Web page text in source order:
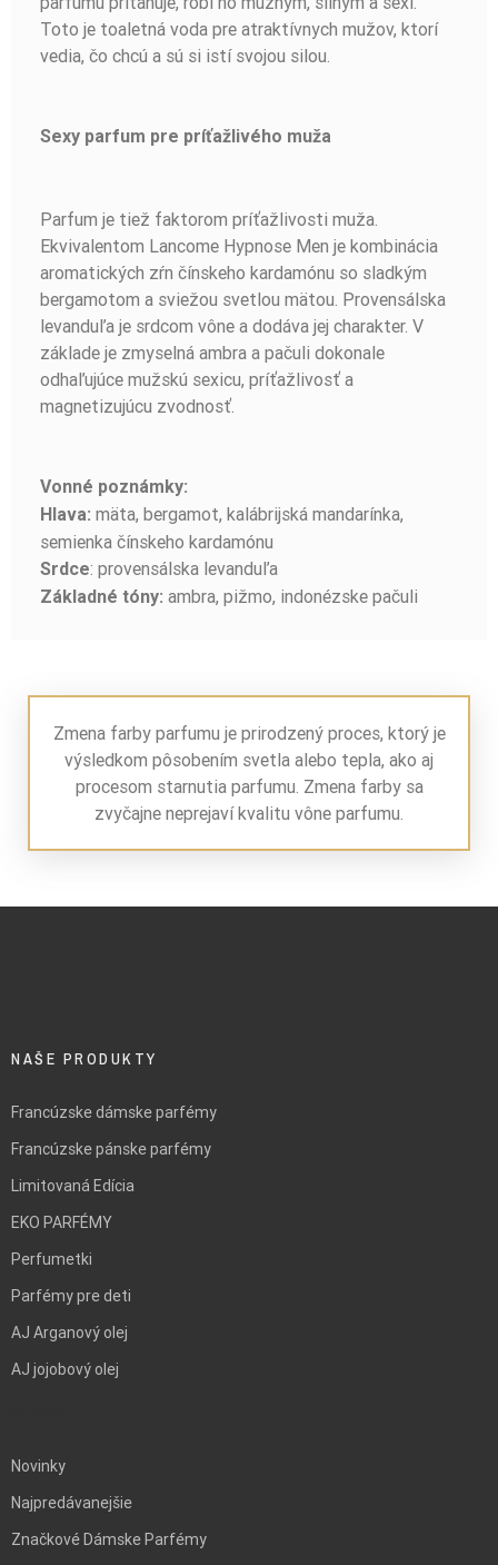
Toto je toaletná voda pre atraktívnych mužov, ktorí
vedia, čo chcú a sú si istí svojou silou.
Sexy parfum pre príťažlivého muža
Parfum je tiež faktorom príťažlivosti muža.
Ekvivalentom Lancome Hypnose Men je kombinácia
aromatických zŕn čínskeho kardamónu so sladkým
bergamotom a sviežou svetlou mätou. Provensálska
levanduľa je srdcom vône a dodáva jej charakter. V
základe je zmyselná ambra a pačuli dokonale
odhaľujúce mužskú sexicu, príťažlivosť a
magnetizujúcu zvodnosť.
Vonné poznámky:
Hlava: mäta, bergamot, kalábrijská mandarínka,
semienka čínskeho kardamónu
Srdce: provensálska levanduľa
Základné tóny: ambra, pižmo, indonézske pačuli
Zmena farby parfumu je prirodzený proces, ktorý je
výsledkom pôsobením svetla alebo tepla, ako aj
procesom starnutia parfumu. Zmena farby sa
zvyčajne neprejaví kvalitu vône parfumu.
NAŠE PRODUKTY
Francúzske dámske parfémy
Francúzske pánske parfémy
Limitovaná Edícia
EKO PARFÉMY
Perfumetki
Parfémy pre deti
AJ Arganový olej
AJ jojobový olej
Novinky
Najpredávanejšie
Značkové Dámske Parfémy